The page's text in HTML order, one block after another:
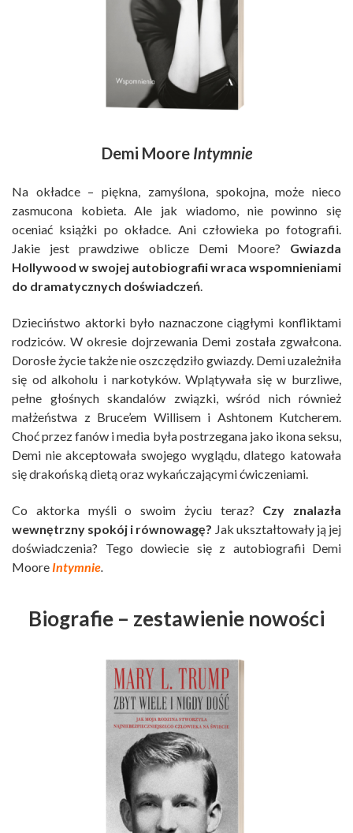
Demi Moore Intymnie
Na okładce – piękna, zamyślona, spokojna, może nieco
zasmucona kobieta. Ale jak wiadomo, nie powinno się
oceniać książki po okładce. Ani człowieka po fotografii.
Jakie jest prawdziwe oblicze Demi Moore? Gwiazda
Hollywood w swojej autobiografii wraca wspomnieniami
do dramatycznych doświadczeń.
Dzieciństwo aktorki było naznaczone ciągłymi konfliktami
rodziców. W okresie dojrzewania Demi została zgwałcona.
Dorosłe życie także nie oszczędziło gwiazdy. Demi uzależniła
się od alkoholu i narkotyków. Wplątywała się w burzliwe,
pełne głośnych skandalów związki, wśród nich również
małżeństwa z Bruce’em Willisem i Ashtonem Kutcherem.
Choć przez fanów i media była postrzegana jako ikona seksu,
Demi nie akceptowała swojego wyglądu, dlatego katowała
się drakońską dietą oraz wykańczającymi ćwiczeniami.
Co aktorka myśli o swoim życiu teraz? Czy znalazła
wewnętrzny spokój i równowagę? Jak ukształtowały ją jej
doświadczenia? Tego dowiecie się z autobiografii Demi
Moore Intymnie.
Biografie – zestawienie nowości